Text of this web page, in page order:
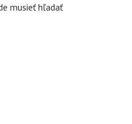
musieť hľadať